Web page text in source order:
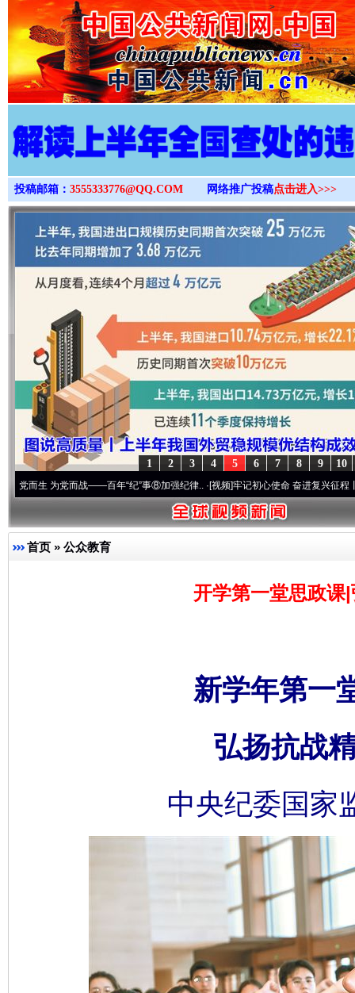
>
投稿邮箱： 3555333776@QQ.COM 网络推广投稿点击进入>>>
10
9
8
7
6
5
4
3
2
1
为党而战——百年“纪”事⑧加强纪律..·[视频]牢记初心使命 奋进复兴征程丨“转折之城
首页 » 公众教育
开学第一堂思政课
新学年第
弘扬抗战
中央纪委国家